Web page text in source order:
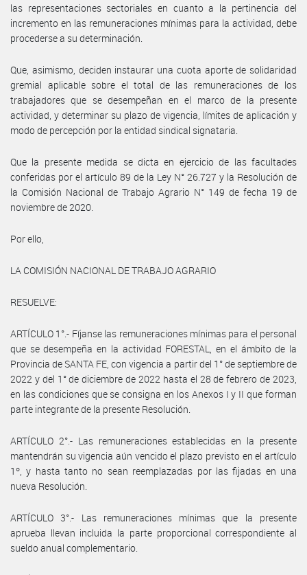
las representaciones sectoriales en cuanto a la pertinencia del
incremento en las remuneraciones mínimas para la actividad, debe
procederse a su determinación.
Que, asimismo, deciden instaurar una cuota aporte de solidaridad
gremial aplicable sobre el total de las remuneraciones de los
trabajadores que se desempeñan en el marco de la presente
actividad, y determinar su plazo de vigencia, límites de aplicación y
modo de percepción por la entidad sindical signataria.
Que la presente medida se dicta en ejercicio de las facultades
conferidas por el artículo 89 de la Ley N° 26.727 y la Resolución de
la Comisión Nacional de Trabajo Agrario N° 149 de fecha 19 de
noviembre de 2020.
Por ello,
LA COMISIÓN NACIONAL DE TRABAJO AGRARIO
RESUELVE:
ARTÍCULO 1°.- Fíjanse las remuneraciones mínimas para el personal
que se desempeña en la actividad FORESTAL, en el ámbito de la
Provincia de SANTA FE, con vigencia a partir del 1° de septiembre de
2022 y del 1° de diciembre de 2022 hasta el 28 de febrero de 2023,
en las condiciones que se consigna en los Anexos I y II que forman
parte integrante de la presente Resolución.
ARTÍCULO 2°.- Las remuneraciones establecidas en la presente
mantendrán su vigencia aún vencido el plazo previsto en el artículo
1º, y hasta tanto no sean reemplazadas por las fijadas en una
nueva Resolución.
ARTÍCULO 3°.- Las remuneraciones mínimas que la presente
aprueba llevan incluida la parte proporcional correspondiente al
sueldo anual complementario.